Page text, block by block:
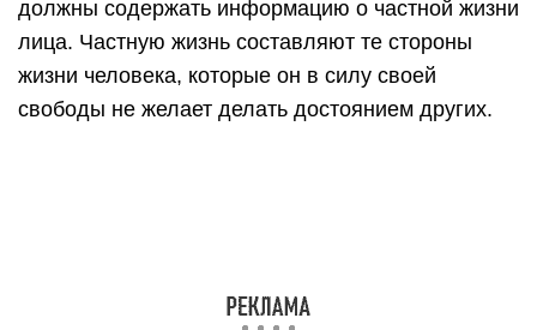
должны содержать информацию о частной жизни
лица. Частную жизнь составляют те стороны
жизни человека, которые он в силу своей
свободы не желает делать достоянием других.